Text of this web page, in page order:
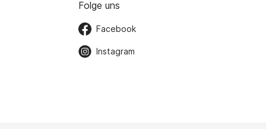
Folge uns
Facebook
Instagram